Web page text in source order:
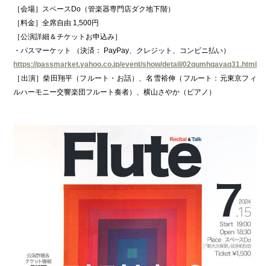
［会場］スペースDo（管楽器専門店ダク地下階）
［料金］全席自由 1,500円
［公演詳細＆チケットお申込み］
・パスマーケット （決済： PayPay、クレジット、コンビニ払い）
https://passmarket.yahoo.co.jp/event/show/detail/02qumhqayaq31.html
［出演］柴田翔平（フルート・お話）、名雪裕伸（フルート：元東京フィ
ルハーモニー交響楽団フルート奏者）、横山さやか（ピアノ）